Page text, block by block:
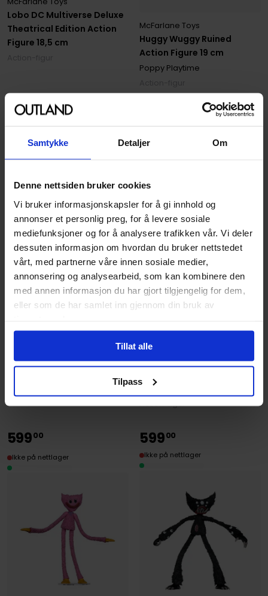
Samtykke Detaljer Om
Denne nettsiden bruker cookies
Vi bruker informasjonskapsler for å gi innhold og
annonser et personlig preg, for å levere sosiale
mediefunksjoner og for å analysere trafikken vår. Vi deler
dessuten informasjon om hvordan du bruker nettstedet
vårt, med partnerne våre innen sosiale medier,
annonsering og analysearbeid, som kan kombinere den
med annen informasjon du har gjort tilgjengelig for dem,
eller som de har samlet inn gjennom din bruk av
Tillat alle
Tilpass
Lobo DC Multiverse Deluxe
Theatrical Edition Action
Figure 18,5 cm
Huggy Wuggy Ruined
Action Figure 19 cm
McFarlane Toys
Poppy Playtime
Jeff the Land Shark
Gamerverse Figure 20 cm
Figur
59900
Ikke på nettlager
The Doctor Action Figure 19
McFarlane Toys
Poppy Playtime
Action-figur
59900
Ikke på nettlager
59900
Ikke på nettlager